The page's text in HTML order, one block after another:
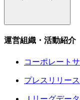
運営組織・活動紹介
コーポレート
プレスリリース